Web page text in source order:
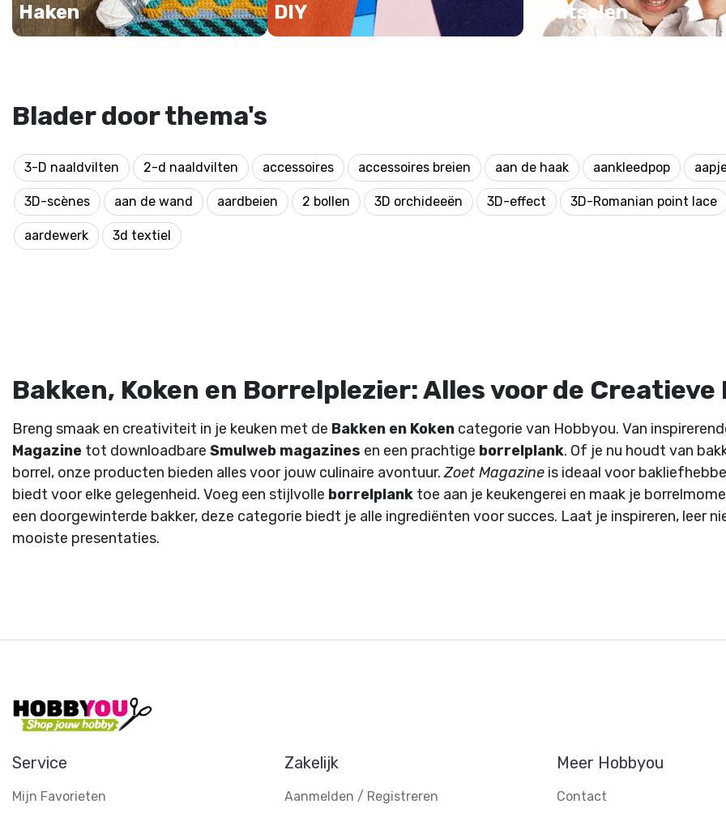
Haken DIY Knutselen
Blader door thema's
3-D naaldvilten 2-d naaldvilten accessoires accessoires breien aan de haak aankleedpop
3D-scènes aan de wand aardbeien 2 bollen 3D orchideeën 3D-effect 3D-Romanian point lace
aardewerk 3d textiel
Bakken, Koken en Borrelplezier: Alles voor de Creatieve
Breng smaak en creativiteit in je keuken met de Bakken en Koken categorie van Hobbyou. Van
Magazine tot downloadbare Smulweb magazines en een prachtige borrelplank. Of je nu houdt van
borrel, onze producten bieden alles voor jouw culinaire avontuur.Zoet Magazine is ideaal voor
biedt voor elke gelegenheid. Voeg een stijlvolle borrelplank toe aan je keukengerei en maak je
een doorgewinterde bakker, deze categorie biedt je alle ingrediënten voor succes. Laat je inspireren, leer
mooiste presentaties.
Service
Mijn Favorieten
Zakelijk
Aanmelden / Registreren
Meer Hobbyou
Contact